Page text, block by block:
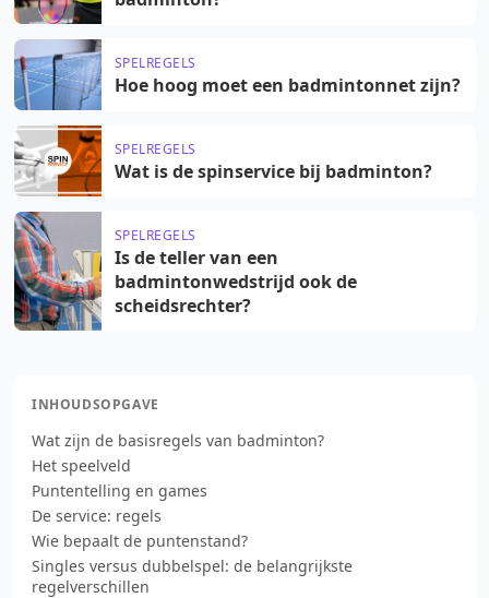
SPELREGELS
Hoe hoog moet een badmintonnet zijn?
SPELREGELS
Wat is de spinservice bij badminton?
SPELREGELS
Is de teller van een
badmintonwedstrijd ook de
scheidsrechter?
INHOUDSOPGAVE
Wat zijn de basisregels van badminton?
Het speelveld
Puntentelling en games
De service: regels
Wie bepaalt de puntenstand?
Singles versus dubbelspel: de belangrijkste
regelverschillen